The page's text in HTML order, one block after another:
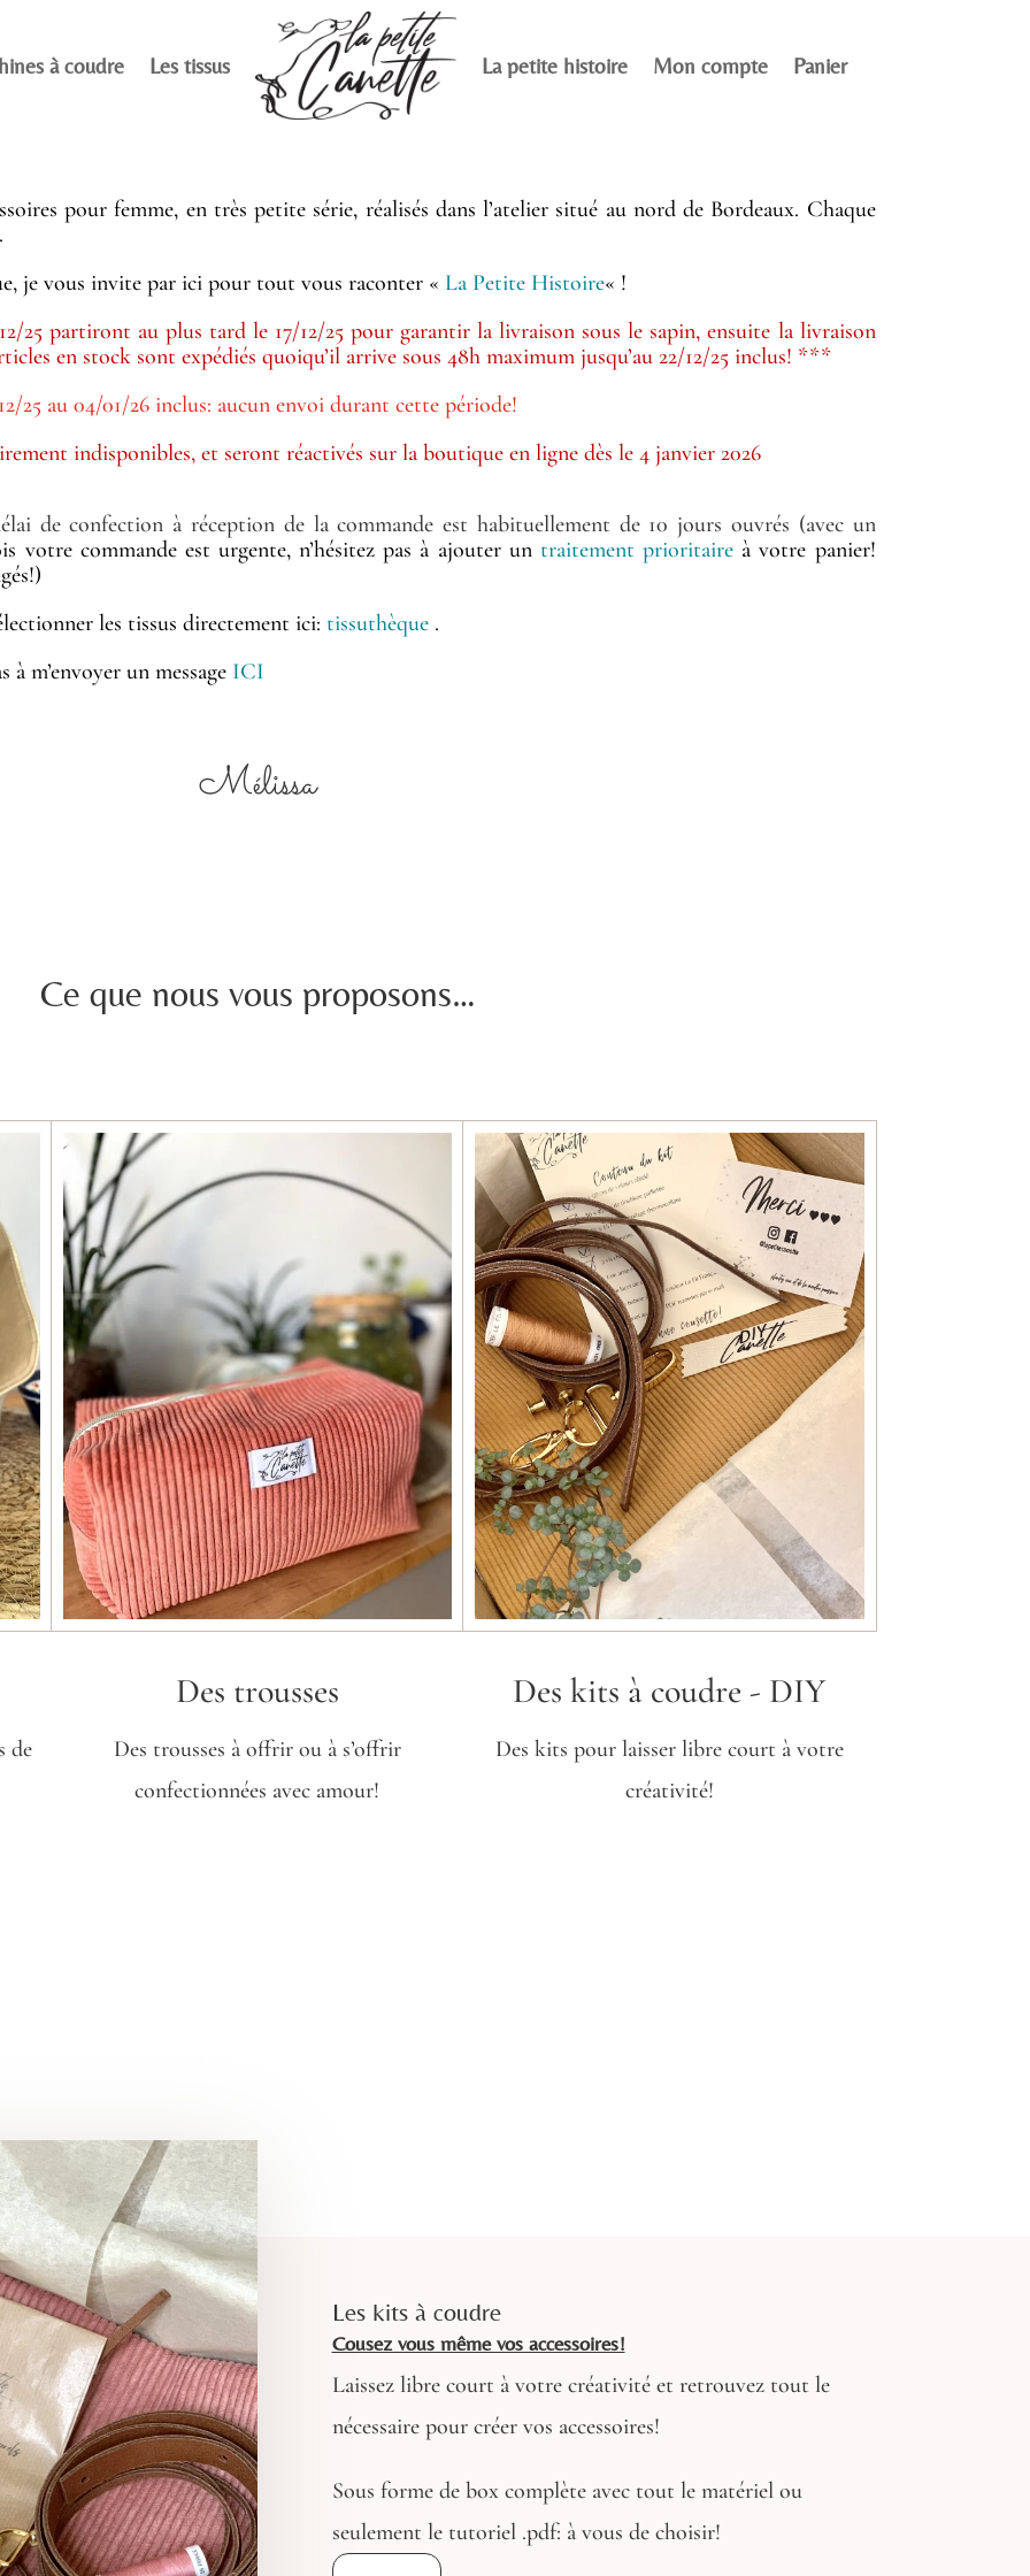
à coudre Les tissus La petite histoire Mon compte Panier
pour femme, en très petite série, réalisés dans l’atelier situé au nord de Bordeaux. Chaque
je vous invite par ici pour tout vous raconter « La Petite Histoire« !
25 partiront au plus tard le 17/12/25 pour garantir la livraison sous le sapin, ensuite la livraison
en stock sont expédiés quoiqu’il arrive sous 48h maximum jusqu’au 22/12/25 inclus! ***
25 au 04/01/26 inclus: aucun envoi durant cette période!
indisponibles, et seront réactivés sur la boutique en ligne dès le 4 janvier 2026
de confection à réception de la commande est habituellement de 10 jours ouvrés (avec un
votre commande est urgente, n’hésitez pas à ajouter un traitement prioritaire à votre panier!
les tissus directement ici:tissuthèque .
m’envoyer un message ICI
Mélissa
Ce que nous vous proposons…
de
Des trousses
Des trousses à offrir ou à s’offrir
confectionnées avec amour!
Des kits à coudre - DIY
Des kits pour laisser libre court à votre
créativité!
Les kits à coudre
Cousez vous même vos accessoires!
Laissez libre court à votre créativité et retrouvez tout le
nécessaire pour créer vos accessoires!
Sous forme de box complète avec tout le matériel ou
seulement le tutoriel .pdf: à vous de choisir!